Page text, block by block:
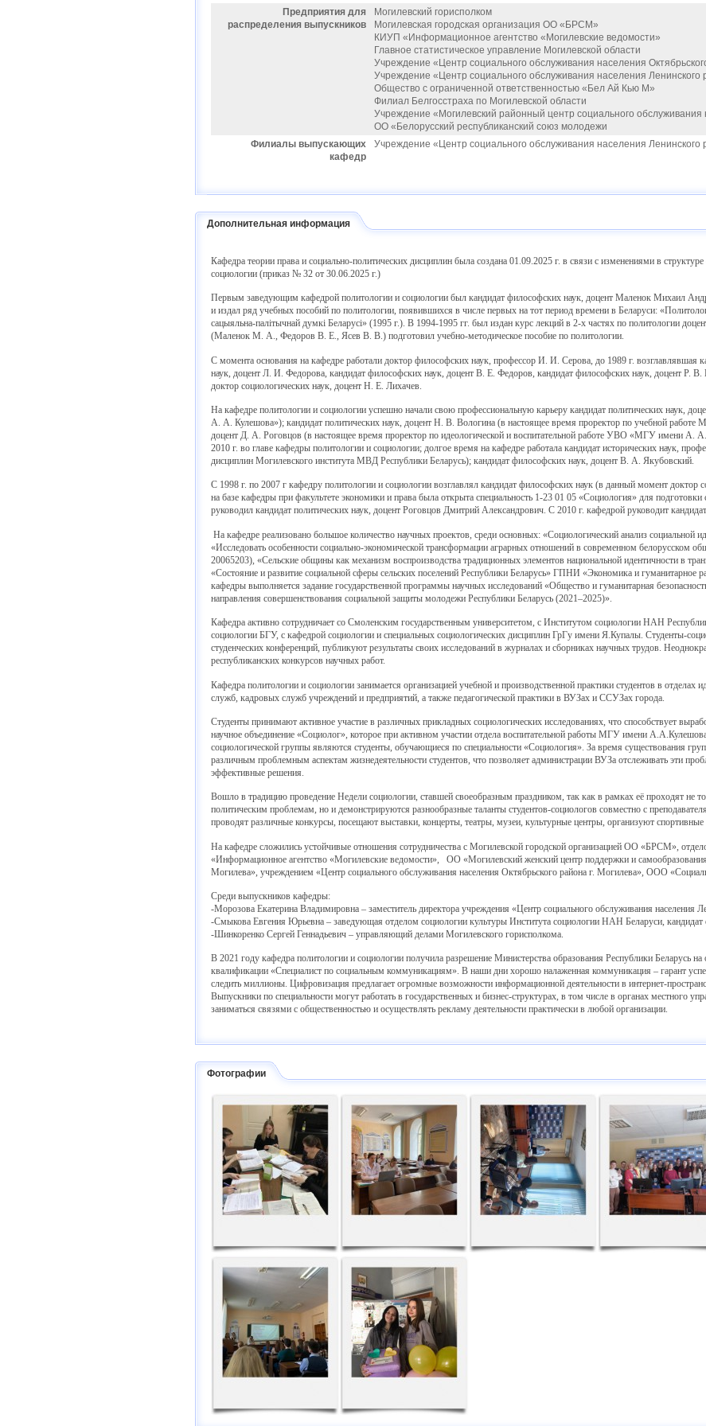
Предприятия для
распределения выпускников
Могилевский горисполком
Могилевская городская организация ОО «БРСМ»
КИУП «Информационное агентство «Могилевские ведомости»
Главное статистическое управление Могилевской области
Учреждение «Центр социального обслуживания населения
Учреждение «Центр социального обслуживания населения Ленинского
Общество с ограниченной ответственностью «Бел Ай Кью М»
Филиал Белгосстраха по Могилевской области
Учреждение «Могилевский районный центр социального обслуживания
ОО «Белорусский республиканский союз молодежи
Филиалы выпускающих
кафедр
Учреждение «Центр социального обслуживания населения Ленинского
Дополнительная информация
Кафедра теории права и социально-политических дисциплин была создана 01.09.2025 г. в связи с изменениями в
социологии (приказ № 32 от 30.06.2025 г.)
Первым заведующим кафедрой политологии и социологии был кандидат философских наук, доцент Маленок Михаил
и издал ряд учебных пособий по политологии, появившихся в числе первых на тот период времени в Беларуси:
сацыяльна-палітычнай думкі Беларусі» (1995 г.). В 1994-1995 гг. был издан курс лекций в 2-х частях по политологии
(Маленок М. А., Федоров В. Е., Ясев В. В.) подготовил учебно-методическое пособие по политологии.
С момента основания на кафедре работали доктор философских наук, профессор И. И. Серова, до 1989 г. возглавлявшая
наук, доцент Л. И. Федорова, кандидат философских наук, доцент В. Е. Федоров, кандидат философских наук, доцент Р.
доктор социологических наук, доцент Н. Е. Лихачев.
На кафедре политологии и социологии успешно начали свою профессиональную карьеру кандидат политических наук,
А. А. Кулешова»); кандидат политических наук, доцент Н. В. Вологина (в настоящее время проректор по учебной работе
доцент Д. А. Роговцов (в настоящее время проректор по идеологической и воспитательной работе УВО «МГУ имени А.
2010 г. во главе кафедры политологии и социологии; долгое время на кафедре работала кандидат исторических наук,
дисциплин Могилевского института МВД Республики Беларусь); кандидат философских наук, доцент В. А. Якубовский.
С 1998 г. по 2007 г кафедру политологии и социологии возглавлял кандидат философских наук (в данный момент доктор
на базе кафедры при факультете экономики и права была открыта специальность 1-23 01 05 «Социология» для
руководил кандидат политических наук, доцент Роговцов Дмитрий Александрович. С 2010 г. кафедрой руководит
На кафедре реализовано большое количество научных проектов, среди основных: «Социологический анализ
«Исследовать особенности социально-экономической трансформации аграрных отношений в современном
20065203), «Сельские общины как механизм воспроизводства традиционных элементов национальной идентичности в
«Состояние и развитие социальной сферы сельских поселений Республики Беларусь» ГПНИ «Экономика и
кафедры выполняется задание государственной программы научных исследований «Общество и гуманитарная
направления совершенствования социальной защиты молодежи Республики Беларусь (2021–2025)».
Кафедра активно сотрудничает со Смоленским государственным университетом, с Институтом социологии НАН
социологии БГУ, с кафедрой социологии и специальных социологических дисциплин ГрГу имени Я.Купалы. Студенты-
студенческих конференций, публикуют результаты своих исследований в журналах и сборниках научных трудов.
республиканских конкурсов научных работ.
Кафедра политологии и социологии занимается организацией учебной и производственной практики студентов в
служб, кадровых служб учреждений и предприятий, а также педагогической практики в ВУЗах и ССУЗах города.
Студенты принимают активное участие в различных прикладных социологических исследованиях, что способствует
научное объединение «Социолог», которое при активном участии отдела воспитательной работы МГУ имени
социологической группы являются студенты, обучающиеся по специальности «Социология». За время существования
различным проблемным аспектам жизнедеятельности студентов, что позволяет администрации ВУЗа отслеживать эти
эффективные решения.
Вошло в традицию проведение Недели социологии, ставшей своеобразным праздником, так как в рамках её проходят не
политическим проблемам, но и демонстрируются разнообразные таланты студентов-социологов совместно с
проводят различные конкурсы, посещают выставки, концерты, театры, музеи, культурные центры, организуют спортивные
На кафедре сложились устойчивые отношения сотрудничества с Могилевской городской организацией ОО «БРСМ»,
«Информационное агентство «Могилевские ведомости», ОО «Могилевский женский центр поддержки и
Могилева», учреждением «Центр социального обслуживания населения Октябрьского района г. Могилева», ООО
Среди выпускников кафедры:
-Морозова Екатерина Владимировна – заместитель директора учреждения «Центр социального обслуживания населения
-Смыкова Евгения Юрьевна – заведующая отделом социологии культуры Института социологии НАН Беларуси, кандидат
-Шинкоренко Сергей Геннадьевич – управляющий делами Могилевского горисполкома.
В 2021 году кафедра политологии и социологии получила разрешение Министерства образования Республики Беларусь
квалификации «Специалист по социальным коммуникациям». В наши дни хорошо налаженная коммуникация – гарант
следить миллионы. Цифровизация предлагает огромные возможности информационной деятельности в интернет-
Выпускники по специальности могут работать в государственных и бизнес-структурах, в том числе в органах местного
заниматься связями с общественностью и осуществлять рекламу деятельности практически в любой организации.
Фотографии